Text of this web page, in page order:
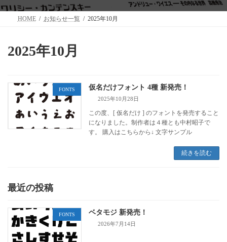
HOME お知らせ一覧 2025年10月
2025年10月
FONTS 仮名だけフォント 4種 新発売！
2025年10月28日
この度、[ 仮名だけ ] のフォントを発売すること
になりました。制作者は４種とも中村昭子で
す。 購入はこちらから↓ 文字サンプル
続きを読む
最近の投稿
FONTS ベタモジ 新発売！
2026年7月14日